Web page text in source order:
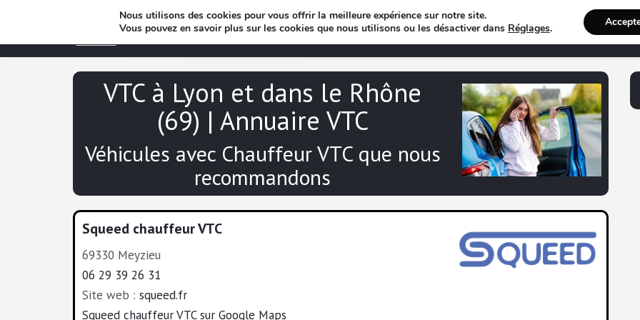
Annuaire VTC
VTC à Lyon et dans le Rhône
(69) | Annuaire VTC
Véhicules avec Chauffeur VTC que nous
recommandons
Squeed chauffeur VTC
69330 Meyzieu
06 29 39 26 31
Site web : squeed.fr
Squeed chauffeur VTC sur Google Maps
Nous utilisons des cookies pour vous offrir la meilleure expérience sur notre site.
Vous pouvez en savoir plus sur les cookies que nous utilisons ou les désactiver dans Réglages.